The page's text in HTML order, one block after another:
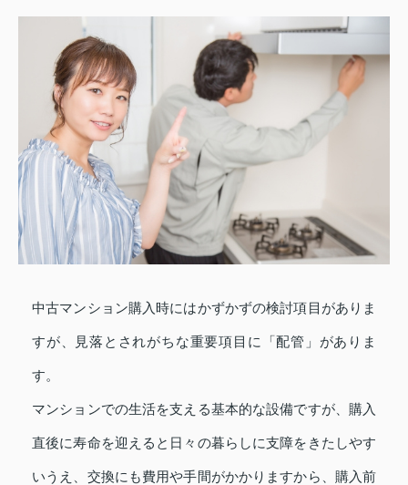
中古マンション購入時にはかずかずの検討項目がありま
すが、見落とされがちな重要項目に「配管」がありま
す。
マンションでの生活を支える基本的な設備ですが、購入
直後に寿命を迎えると日々の暮らしに支障をきたしやす
いうえ、交換にも費用や手間がかかりますから、購入前